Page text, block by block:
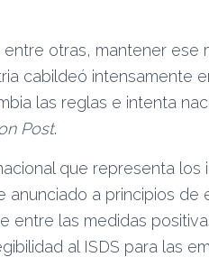
otras, mantener ese
cabildeó intensamente
las reglas e intenta
Post.
que representa los
a principios de
entre las medidas
al ISDS para las